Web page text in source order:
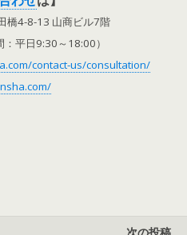
4-8-13 山商ビル7階
平日9:30～18:00）
contact-us/consultation/